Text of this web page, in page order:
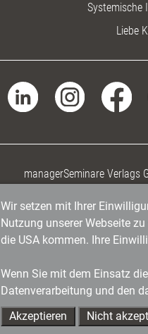
Systemische
Liebe
managerSeminare Verlags
Wir setzen mit Ihrer
Nutzung unserer Webseite
die USA kommen. Ihre
Wenn Sie mit dem Einsatz
Datenverarbeitung und den
Akzeptieren
Nicht